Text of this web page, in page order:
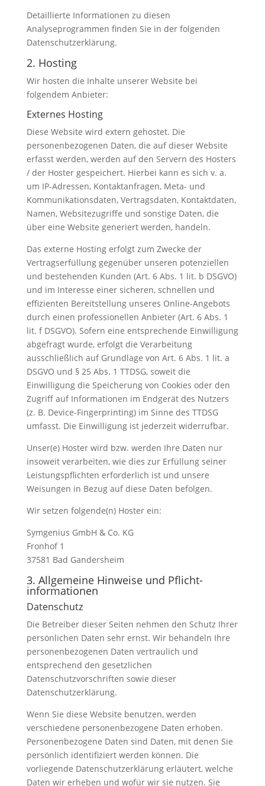
Detaillierte Informationen zu diesen
Analyseprogrammen finden Sie in der folgenden
Datenschutzerklärung.
2. Hosting
Wir hosten die Inhalte unserer Website bei
folgendem Anbieter:
Externes Hosting
Diese Website wird extern gehostet. Die
personenbezogenen Daten, die auf dieser Website
erfasst werden, werden auf den Servern des Hosters
/ der Hoster gespeichert. Hierbei kann es sich v. a.
um IP-Adressen, Kontaktanfragen, Meta- und
Kommunikationsdaten, Vertragsdaten, Kontaktdaten,
Namen, Websitezugriffe und sonstige Daten, die
über eine Website generiert werden, handeln.
Das externe Hosting erfolgt zum Zwecke der
Vertragserfüllung gegenüber unseren potenziellen
und bestehenden Kunden (Art. 6 Abs. 1 lit. b DSGVO)
und im Interesse einer sicheren, schnellen und
effizienten Bereitstellung unseres Online-Angebots
durch einen professionellen Anbieter (Art. 6 Abs. 1
lit. f DSGVO). Sofern eine entsprechende Einwilligung
abgefragt wurde, erfolgt die Verarbeitung
ausschließlich auf Grundlage von Art. 6 Abs. 1 lit. a
DSGVO und § 25 Abs. 1 TTDSG, soweit die
Einwilligung die Speicherung von Cookies oder den
Zugriff auf Informationen im Endgerät des Nutzers
(z. B. Device-Fingerprinting) im Sinne des TTDSG
umfasst. Die Einwilligung ist jederzeit widerrufbar.
Unser(e) Hoster wird bzw. werden Ihre Daten nur
insoweit verarbeiten, wie dies zur Erfüllung seiner
Leistungspflichten erforderlich ist und unsere
Weisungen in Bezug auf diese Daten befolgen.
Wir setzen folgende(n) Hoster ein:
Symgenius GmbH & Co. KG
Fronhof 1
37581 Bad Gandersheim
3. Allgemeine Hinweise und Pflicht­
informationen
Datenschutz
Die Betreiber dieser Seiten nehmen den Schutz Ihrer
persönlichen Daten sehr ernst. Wir behandeln Ihre
personenbezogenen Daten vertraulich und
entsprechend den gesetzlichen
Datenschutzvorschriften sowie dieser
Datenschutzerklärung.
Wenn Sie diese Website benutzen, werden
verschiedene personenbezogene Daten erhoben.
Personenbezogene Daten sind Daten, mit denen Sie
persönlich identifiziert werden können. Die
vorliegende Datenschutzerklärung erläutert, welche
Daten wir erheben und wofür wir sie nutzen. Sie